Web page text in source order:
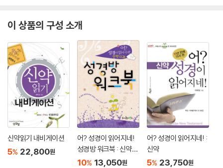
이 상품의 구성 소개
신약읽기 내비게이션
5% 22,800원
어? 성경이 읽어지네!
성경방 워크북 : 신약12
과
10% 13,050원
어? 성경이 읽어지네! :
신약
5% 23,750원